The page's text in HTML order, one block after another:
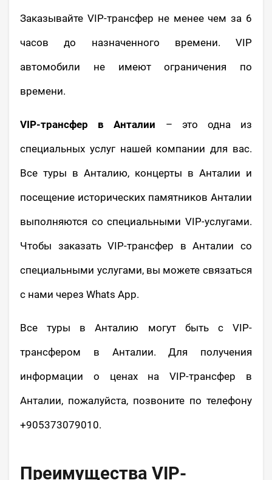
Заказывайте VIP-трансфер не менее чем за 6
часов до назначенного времени. VIP
автомобили не имеют ограничения по
времени.
VIP-трансфер в Анталии – это одна из
специальных услуг нашей компании для вас.
Все туры в Анталию, концерты в Анталии и
посещение исторических памятников Анталии
выполняются со специальными VIP-услугами.
Чтобы заказать VIP-трансфер в Анталии со
специальными услугами, вы можете связаться
с нами через Whats App.
Все туры в Анталию могут быть с VIP-
трансфером в Анталии. Для получения
информации о ценах на VIP-трансфер в
Анталии, пожалуйста, позвоните по телефону
+905373079010.
Преимущества VIP-